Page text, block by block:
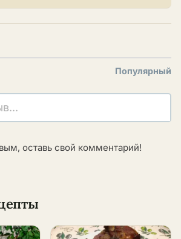
Популярный
оставь свой комментарий!